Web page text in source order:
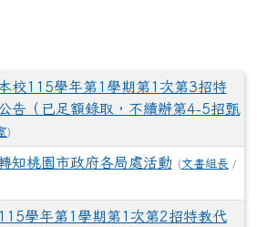
校115學年第1學期第1次第3招特
告（已足額錄取，不續辦第4-5招甄
)
知桃園市政府各局處活動 (文書組長 /
115學年第1學期第1次第2招特教代